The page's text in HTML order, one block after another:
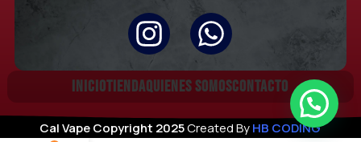
INICIOTIENDAQUIENES SOMOSCONTACTO
Cal VapeCopyright 2025Created ByHB CODING